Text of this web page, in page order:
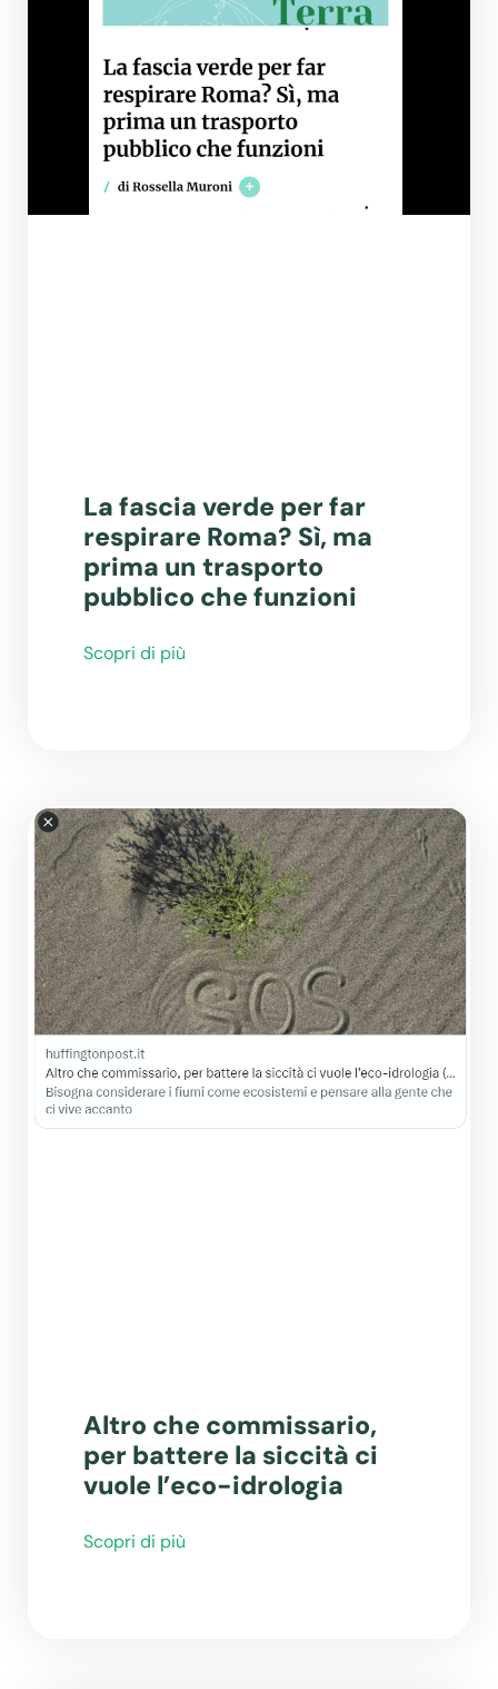
La fascia verde per far
respirare Roma? Sì, ma
prima un trasporto
pubblico che funzioni
Scopri di più
Altro che commissario,
per battere la siccità ci
vuole l’eco-idrologia
Scopri di più